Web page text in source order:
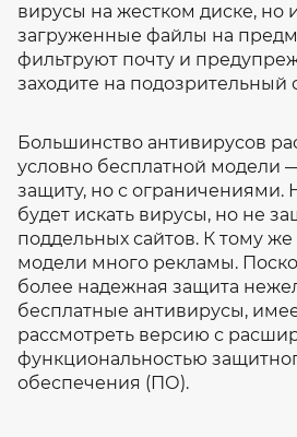
вирусы на жестком диске, но
загруженные файлы на
фильтруют почту и
заходите на подозрительный
Большинство антивирусов
условно бесплатной модели
защиту, но с ограничениями.
будет искать вирусы, но не
поддельных сайтов. К тому
модели много рекламы.
более надежная защита
бесплатные антивирусы,
рассмотреть версию с
функциональностью
обеспечения (ПО).